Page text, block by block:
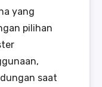
yang
pilihan
saat